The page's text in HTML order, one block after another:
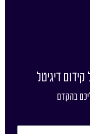
דיגיטל
בהקדם